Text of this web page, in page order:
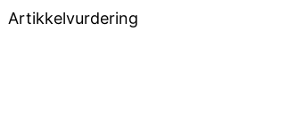
Artikkelvurdering